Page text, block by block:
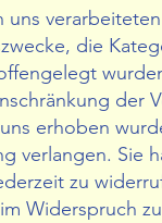
die
erhoben
verlangen. Sie
zu
Widerspruch